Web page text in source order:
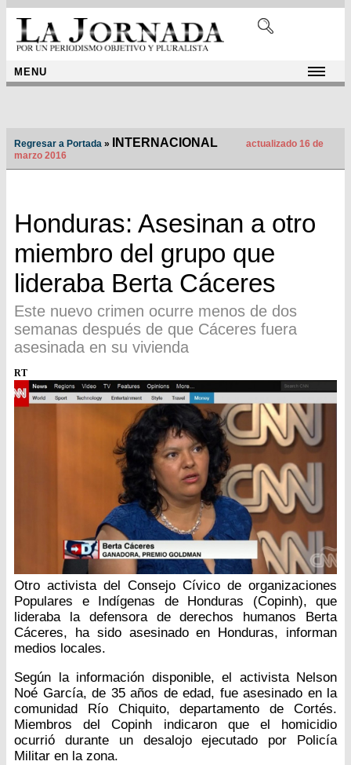
MENU
Regresar a Portada » INTERNACIONAL
actualizado 16 de
marzo 2016
Honduras: Asesinan a otro
miembro del grupo que
lideraba Berta Cáceres
Este nuevo crimen ocurre menos de dos
semanas después de que Cáceres fuera
asesinada en su vivienda
RT
Otro activista del Consejo Cívico de organizaciones
Populares e Indígenas de Honduras (Copinh), que
lideraba la defensora de derechos humanos Berta
Cáceres, ha sido asesinado en Honduras, informan
medios locales.
Según la información disponible, el activista Nelson
Noé García, de 35 años de edad, fue asesinado en la
comunidad Río Chiquito, departamento de Cortés.
Miembros del Copinh indicaron que el homicidio
ocurrió durante un desalojo ejecutado por Policía
Militar en la zona.